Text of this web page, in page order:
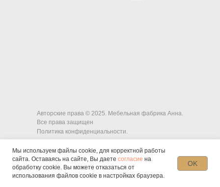
Мы используем файлы cookie, для корректной работы
сайта. Оставаясь на сайте, Вы даете согласие на
обработку cookie. Вы можете отказаться от
использования файлов cookie в настройках браузера.
OK
Авторские права © 2025. Мебельная фабрика Анна.
Все права защищен
Политика конфиденциальности.